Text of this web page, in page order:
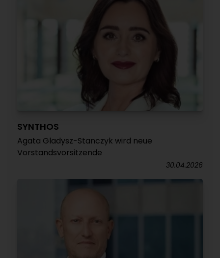
SYNTHOS
Agata Gladysz-Stanczyk wird neue
Vorstandsvorsitzende
30.04.2026